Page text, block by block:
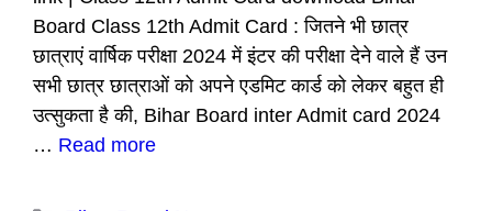
Board Class 12th Admit Card : जितने भी छात्र
छात्राएं वार्षिक परीक्षा 2024 में इंटर की परीक्षा देने वाले हैं उन
सभी छात्र छात्राओं को अपने एडमिट कार्ड को लेकर बहुत ही
उत्सुकता है की, Bihar Board inter Admit card 2024
… Read more